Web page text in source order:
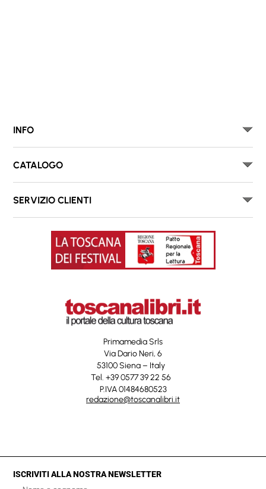
INFO
CATALOGO
SERVIZIO CLIENTI
Primamedia Srls
Via Dario Neri, 6
53100 Siena – Italy
Tel. +39 0577 39 22 56
P.IVA 01484680523
redazione@toscanalibri.it
ISCRIVITI ALLA NOSTRA NEWSLETTER